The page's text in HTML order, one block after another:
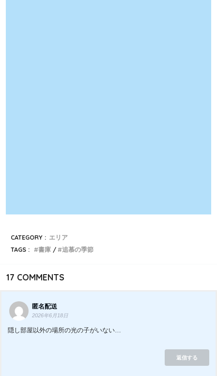
CATEGORY : エリア
TAGS :
書庫 追慕の季節
17 COMMENTS
匿名配送
2026年6月18日
隠し部屋以外の場所の光の子がいない…
返信する